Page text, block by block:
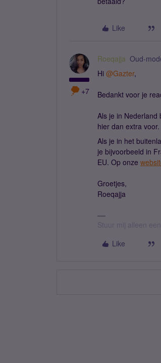
Like
+7
Roeqajja Oud-
Hi ​ @Gazter,
Bedankt voor je
Als je in Nederland
hier dan extra voor.
Als je in het
je bijvoorbeeld in
EU. Op onze
Groetjes,
Roeqajja
Stuur mij alleen
Like